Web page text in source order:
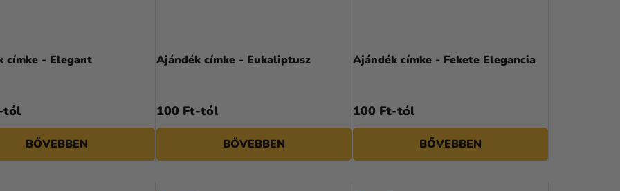
D
Z
É
S
címke - Elegant
tól
BŐVEBBEN
Ajándék címke - Eukaliptusz
100 Ft-tól
BŐVEBBEN
Ajándék címke - Fekete Elegancia
100 Ft-tól
BŐVEBBEN